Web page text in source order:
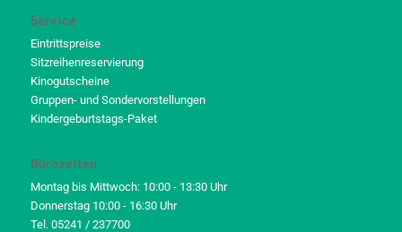
Service
Eintrittspreise
Sitzreihenreservierung
Kinogutscheine
Gruppen- und Sondervorstellungen
Kindergeburtstags-Paket
Bürozeiten
Montag bis Mittwoch: 10:00 - 13:30 Uhr
Donnerstag 10:00 - 16:30 Uhr
Tel. 05241 / 237700